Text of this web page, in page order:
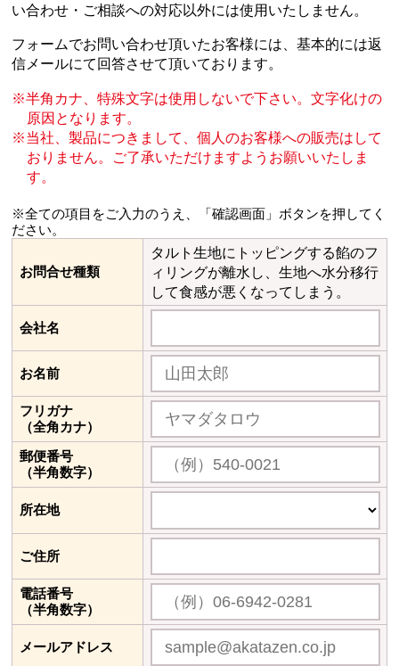
い合わせ・ご相談への対応以外には使用いたしません。
フォームでお問い合わせ頂いたお客様には、基本的には返
信メールにて回答させて頂いております。
半角カナ、特殊文字は使用しないで下さい。文字化けの
原因となります。
当社、製品につきまして、個人のお客様への販売はして
おりません。
ご了承いただけますようお願いいたしま
す。
※全ての項目をご入力のうえ、「確認画面」ボタンを押してく
ださい。
お問合せ種類
タルト生地にトッピングする餡のフ
ィリングが離水し、生地へ水分移行
して食感が悪くなってしまう。
会社名
お名前
フリガナ
（全角カナ）
郵便番号
（半角数字）
所在地
ご住所
電話番号
（半角数字）
メールアドレス